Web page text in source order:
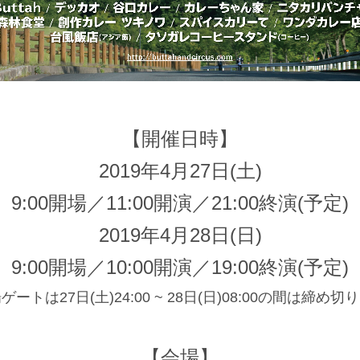
【開催日時】
2019年4月27日(土)
9:00開場／11:00開演／21:00終演(予定)
2019年4月28日(日)
9:00開場／10:00開演／19:00終演(予定)
ートは27 日 (土)24:00 ~ 28日 (日)08:00の間は締め切